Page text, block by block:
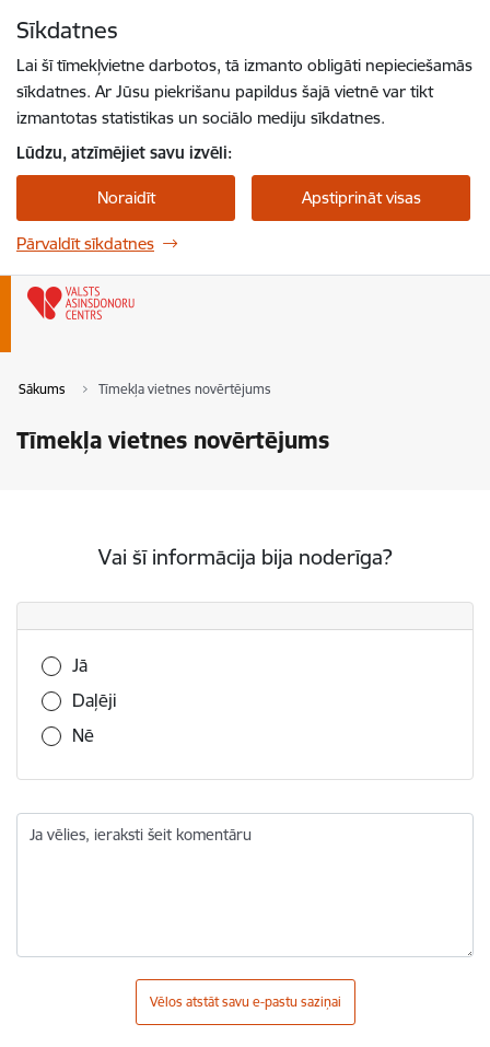
Sīkdatnes
Lai šī tīmekļvietne darbotos, tā izmanto obligāti nepieciešamās
sīkdatnes. Ar Jūsu piekrišanu papildus šajā vietnē var tikt
izmantotas statistikas un sociālo mediju sīkdatnes.
Lūdzu, atzīmējiet savu izvēli:
Noraidīt Apstiprināt visas
Pārvaldīt sīkdatnes
Sākums Tīmekļa vietnes novērtējums
Tīmekļa vietnes novērtējums
Vai šī informācija bija noderīga?
Vai šī informācija bija noderīga?
Jā
Daļēji
Nē
Ja vēlies, ieraksti šeit komentāru
Vēlos atstāt savu e-pastu saziņai